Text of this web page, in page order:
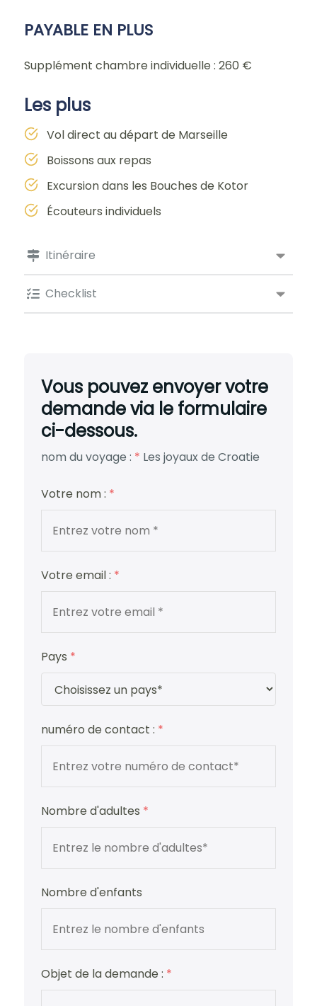
Itinéraire
Checklist
PAYABLE EN PLUS
Supplément chambre individuelle : 260 €
Les plus
Vol direct au départ de Marseille
Boissons aux repas
Excursion dans les Bouches de Kotor
Écouteurs individuels
Vous pouvez envoyer votre
demande via le formulaire
ci-dessous.
nom du voyage : * Les joyaux de Croatie
Votre nom : *
Votre email : *
Pays *
numéro de contact : *
Nombre d'adultes *
Nombre d'enfants
Objet de la demande : *